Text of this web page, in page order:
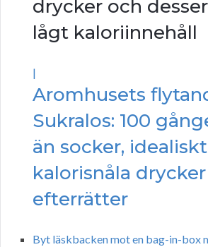
drycker och
lågt kaloriinnehåll
|
Aromhusets
Sukralos: 100
än socker,
kalorisnåla
efterrätter
Byt läskbacken mot en bag-in-box